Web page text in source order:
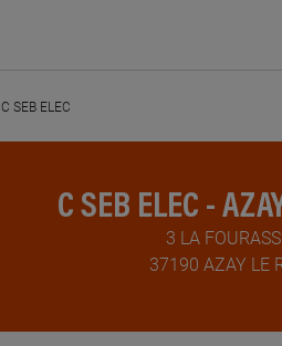
C SEB ELEC
C SEB ELEC -
3 LA
37190 AZAY LE